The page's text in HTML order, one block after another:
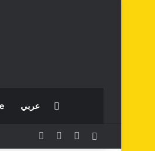
عربي
Facebook Instagram